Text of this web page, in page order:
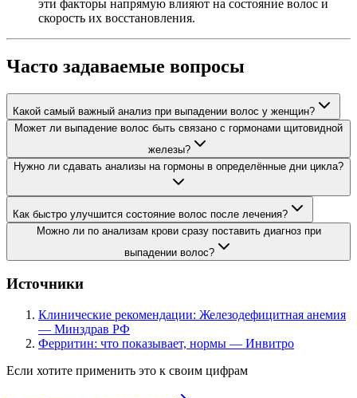
эти факторы напрямую влияют на состояние волос и
скорость их восстановления.
Часто задаваемые вопросы
Какой самый важный анализ при выпадении волос у женщин?
Может ли выпадение волос быть связано с гормонами щитовидной
железы?
Нужно ли сдавать анализы на гормоны в определённые дни цикла?
Как быстро улучшится состояние волос после лечения?
Можно ли по анализам крови сразу поставить диагноз при
выпадении волос?
Источники
Клинические рекомендации: Железодефицитная анемия
— Минздрав РФ
Ферритин: что показывает, нормы — Инвитро
Если хотите применить это к своим цифрам